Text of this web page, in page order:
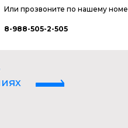
Или прозвоните по нашему
8-988-505-2-505